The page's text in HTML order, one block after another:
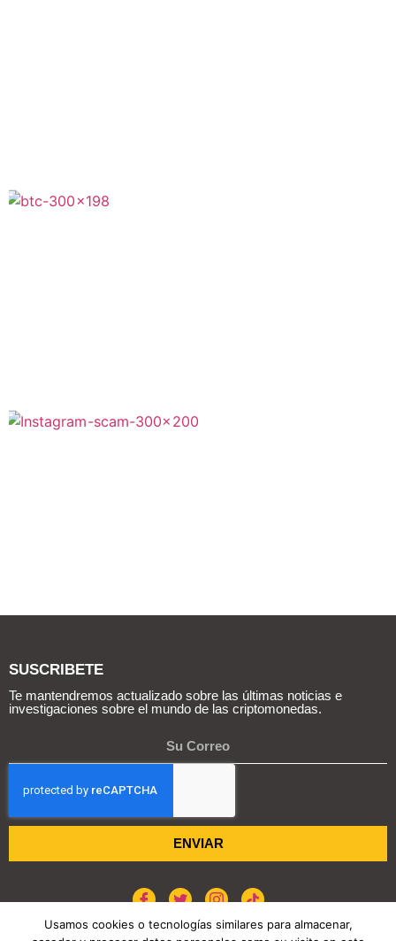
SUSCRIBETE
Te mantendremos actualizado sobre las últimas noticias e
investigaciones sobre el mundo de las criptomonedas.
ENVIAR
Usamos cookies o tecnologías similares para almacenar,